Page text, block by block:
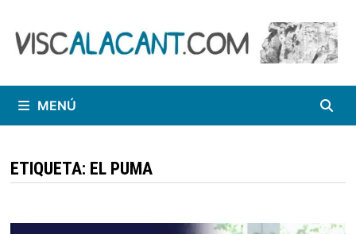
contenido
MENÚ
ETIQUETA: EL PUMA